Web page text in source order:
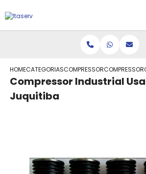
HOMECATEGORIASCOMPRESSORESCOMPRESSOR
Compressor Industrial
Juquitiba